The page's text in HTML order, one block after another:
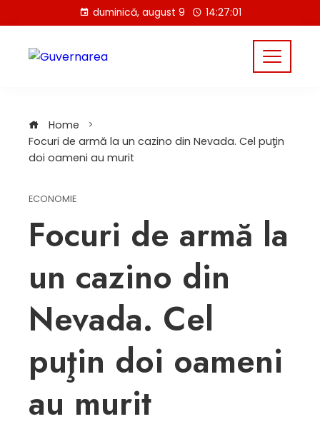
to
content
duminică, august 9 14:27:01
Home
Focuri de armă la un cazino din Nevada. Cel puţin
doi oameni au murit
ECONOMIE
Focuri de armă la
un cazino din
Nevada. Cel
puţin doi oameni
au murit